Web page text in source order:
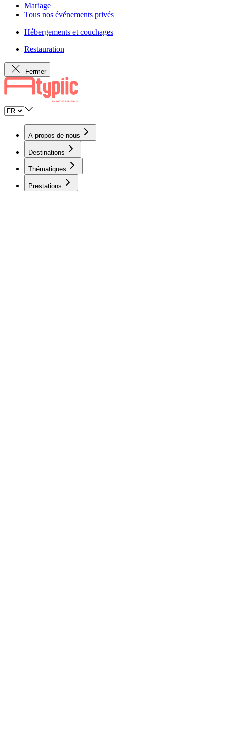
Mariage
Tous nos événements privés
Hébergements et couchages
Restauration
Fermer
A propos de nous
Destinations
Thématiques
Prestations